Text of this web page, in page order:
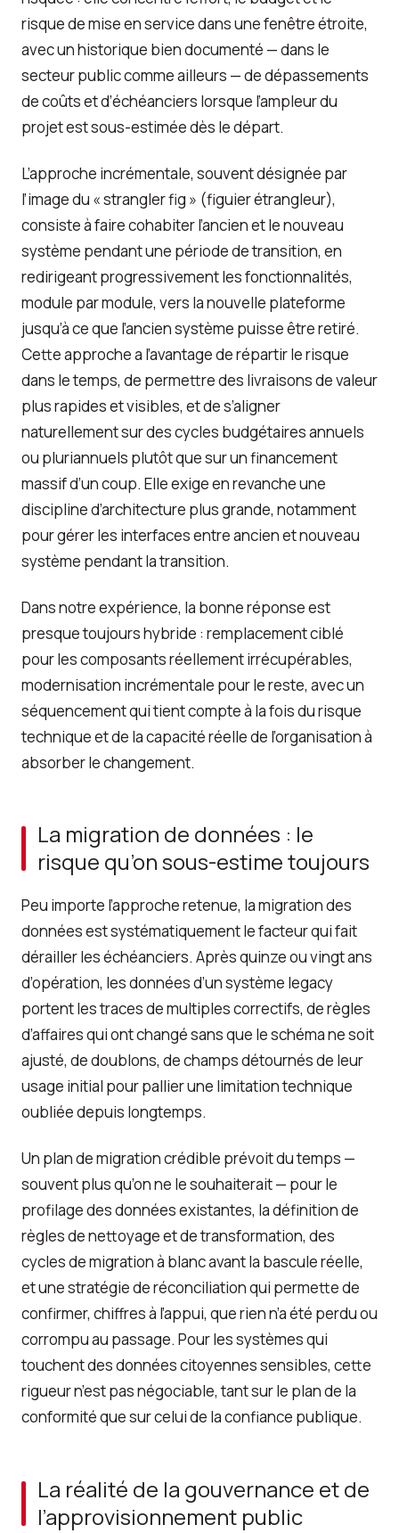
risque de mise en service dans une fenêtre étroite,
avec un historique bien documenté — dans le
secteur public comme ailleurs — de dépassements
de coûts et d’échéanciers lorsque l’ampleur du
projet est sous-estimée dès le départ.
L’approche incrémentale, souvent désignée par
l’image du « strangler fig » (figuier étrangleur),
consiste à faire cohabiter l’ancien et le nouveau
système pendant une période de transition, en
redirigeant progressivement les fonctionnalités,
module par module, vers la nouvelle plateforme
jusqu’à ce que l’ancien système puisse être retiré.
Cette approche a l’avantage de répartir le risque
dans le temps, de permettre des livraisons de valeur
plus rapides et visibles, et de s’aligner
naturellement sur des cycles budgétaires annuels
ou pluriannuels plutôt que sur un financement
massif d’un coup. Elle exige en revanche une
discipline d’architecture plus grande, notamment
pour gérer les interfaces entre ancien et nouveau
système pendant la transition.
Dans notre expérience, la bonne réponse est
presque toujours hybride : remplacement ciblé
pour les composants réellement irrécupérables,
modernisation incrémentale pour le reste, avec un
séquencement qui tient compte à la fois du risque
technique et de la capacité réelle de l’organisation à
absorber le changement.
La migration de données : le
risque qu’on sous-estime toujours
Peu importe l’approche retenue, la migration des
données est systématiquement le facteur qui fait
dérailler les échéanciers. Après quinze ou vingt ans
d’opération, les données d’un système legacy
portent les traces de multiples correctifs, de règles
d’affaires qui ont changé sans que le schéma ne soit
ajusté, de doublons, de champs détournés de leur
usage initial pour pallier une limitation technique
oubliée depuis longtemps.
Un plan de migration crédible prévoit du temps —
souvent plus qu’on ne le souhaiterait — pour le
profilage des données existantes, la définition de
règles de nettoyage et de transformation, des
cycles de migration à blanc avant la bascule réelle,
et une stratégie de réconciliation qui permette de
confirmer, chiffres à l’appui, que rien n’a été perdu ou
corrompu au passage. Pour les systèmes qui
touchent des données citoyennes sensibles, cette
rigueur n’est pas négociable, tant sur le plan de la
conformité que sur celui de la confiance publique.
La réalité de la gouvernance et de
l’approvisionnement public